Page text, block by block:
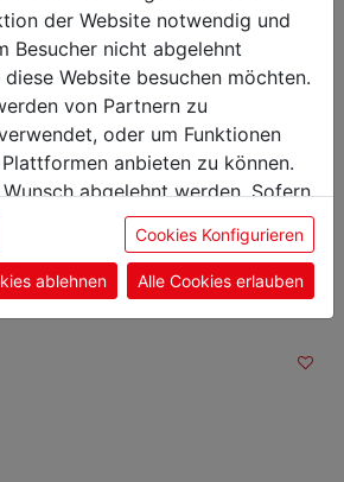
Sie auch
der Website notwendig und
Besucher nicht abgelehnt
Website besuchen möchten.
von Partnern zu
oder um Funktionen
anbieten zu können.
abgelehnt werden. Sofern
weiter nutzen, geben Sie
Cookies.
Cookies Konfigurieren
ablehnen Alle Cookies erlauben